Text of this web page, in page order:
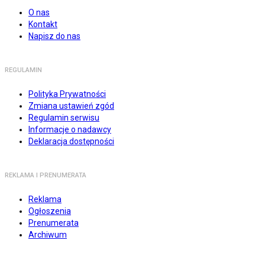
O nas
Kontakt
Napisz do nas
REGULAMIN
Polityka Prywatności
Zmiana ustawień zgód
Regulamin serwisu
Informacje o nadawcy
Deklaracja dostępności
REKLAMA I PRENUMERATA
Reklama
Ogłoszenia
Prenumerata
Archiwum